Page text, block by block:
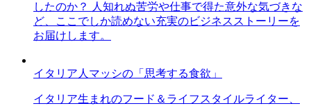
したのか？ 人知れぬ苦労や仕事で得た意外な気づきな
ど、ここでしか読めない充実のビジネスストーリーを
お届けします。
イタリア人マッシの「思考する食欲」
イタリア生まれのフード＆ライフスタイルライター、